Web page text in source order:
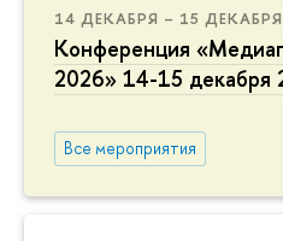
14 ДЕКАБРЯ – 15 ДЕКАБРЯ
Конференция
2026» 14-15 декабря
Все мероприятия